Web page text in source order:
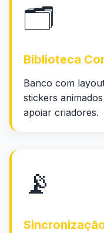
🗂️
Biblioteca
Banco com
stickers
apoiar criadores.
📡